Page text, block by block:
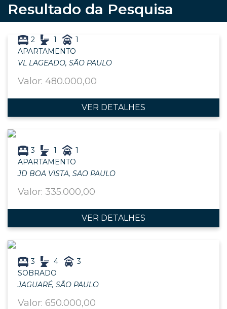
Resultado da Pesquisa
2 1
1
APARTAMENTO
VL LAGEADO, SÃO PAULO
Valor: 480.000,00
VER DETALHES
3 1
1
APARTAMENTO
JD BOA VISTA, SAO PAULO
Valor: 335.000,00
VER DETALHES
3 4
3
SOBRADO
JAGUARÉ, SÃO PAULO
Valor: 650.000,00